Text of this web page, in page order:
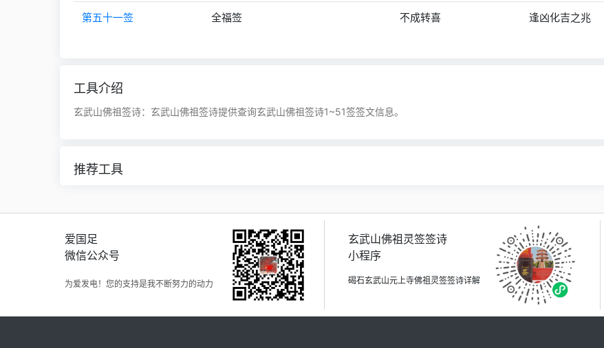
第五十一签 全福签 不成转喜 逢凶化吉之兆
工具介绍
玄武山佛祖签诗：玄武山佛祖签诗提供查询玄武山佛祖签诗1~51签签文信息。
推荐工具
爱国足
微信公众号
为爱发电！您的支持是我不断努力的动力
玄武山佛祖灵签签诗
小程序
碣石玄武山元上寺佛祖灵签签诗详解